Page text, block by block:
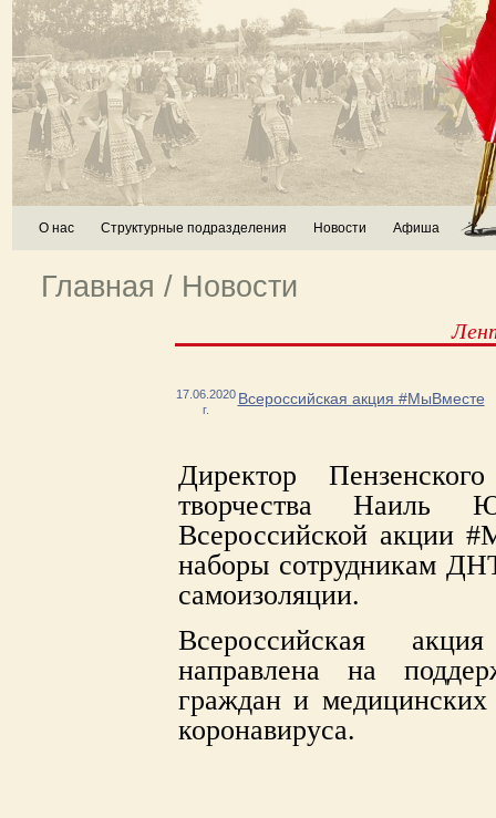
О нас Структурные подразделения Новости Афиша
Главная / Новости
17.06.2020
г.
Всероссийская акция #МыВместе
Директор
творчества Наиль
Всероссийской акции
наборы сотрудникам
самоизоляции.
Всероссийская
направлена на
граждан и
коронавируса.